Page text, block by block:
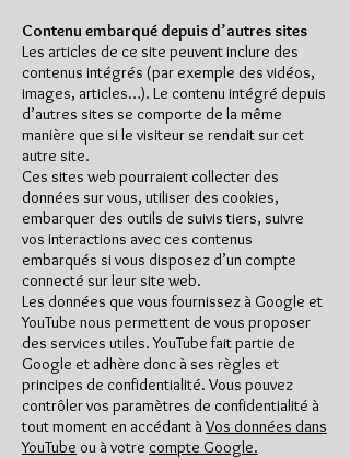
Contenu embarqué depuis d’autres sites
Les articles de ce site peuvent inclure des
contenus intégrés (par exemple des vidéos,
images, articles…). Le contenu intégré depuis
d’autres sites se comporte de la même
manière que si le visiteur se rendait sur cet
autre site.
Ces sites web pourraient collecter des
données sur vous, utiliser des cookies,
embarquer des outils de suivis tiers, suivre
vos interactions avec ces contenus
embarqués si vous disposez d’un compte
connecté sur leur site web.
Les données que vous fournissez à Google et
YouTube nous permettent de vous proposer
des services utiles. YouTube fait partie de
Google et adhère donc à ses règles et
principes de confidentialité. Vous pouvez
contrôler vos paramètres de confidentialité à
tout moment en accédant àVos données dans
YouTube ou à votre compte Google.